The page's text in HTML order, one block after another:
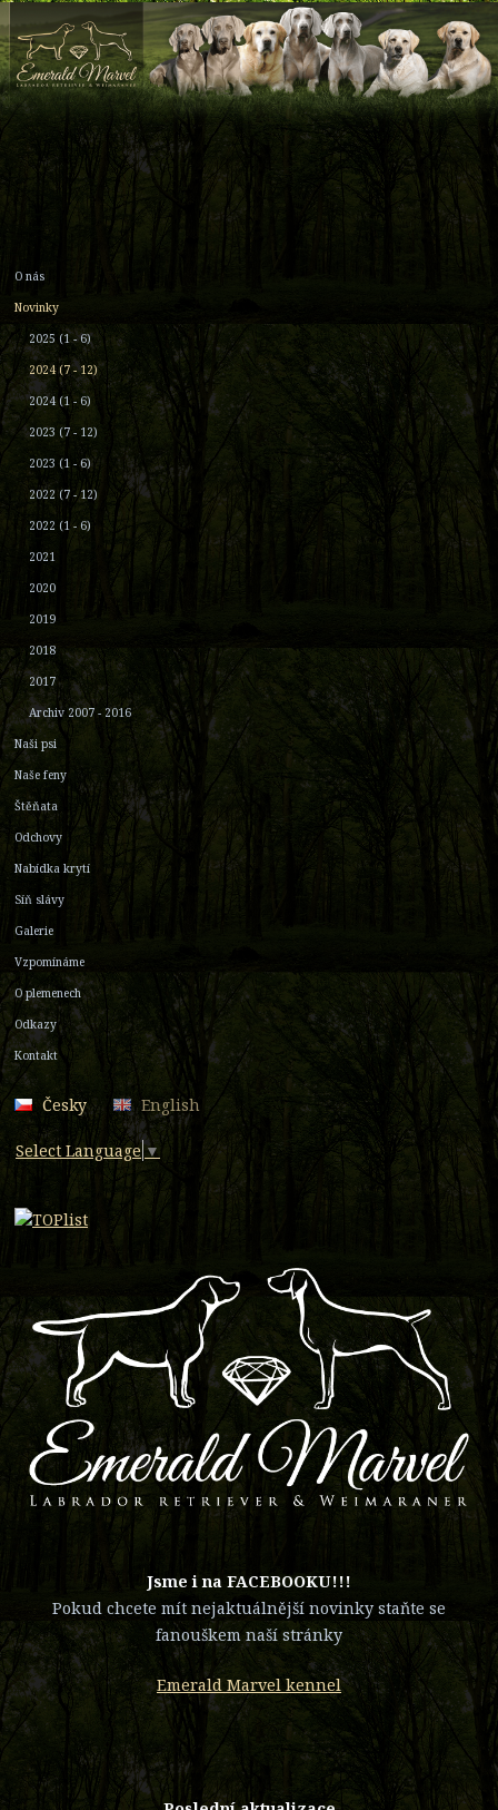
O nás
Novinky
2025 (1 - 6)
2024 (7 - 12)
2024 (1 - 6)
2023 (7 - 12)
2023 (1 - 6)
2022 (7 - 12)
2022 (1 - 6)
2021
2020
2019
2018
2017
Archiv 2007 - 2016
Naši psi
Naše feny
Štěňata
Odchovy
Nabídka krytí
Síň slávy
Galerie
Vzpomínáme
O plemenech
Odkazy
Kontakt
Česky English
Select Language ▼
​Jsme i na FACEBOOKU!!!
Pokud chcete mít nejaktuálnější novinky staňte se
fanouškem naší stránky
Emerald Marvel kennel